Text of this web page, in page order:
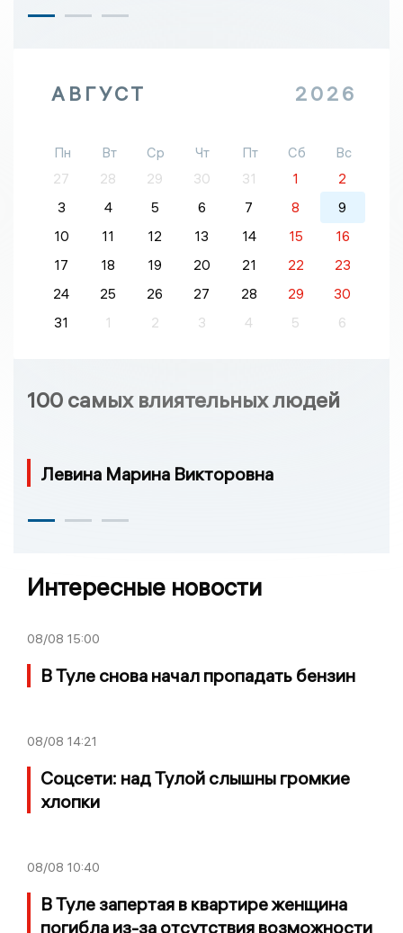
АВГУСТ 2026
Пн Вт Ср Чт Пт Сб
Вс
27
28 29 30 31 1
2
3
4 5 6 7 8
9
10
11 12 13 14 15
16
17
18 19 20 21 22
23
24
25 26 27 28 29
30
31
1 2 3 4 5 6
100 самых влиятельных людей
Левина Марина Викторовна
Интересные новости
08/08 15:00
В Туле снова начал пропадать бензин
08/08 14:21
Соцсети: над Тулой слышны громкие
хлопки
08/08 10:40
В Туле запертая в квартире женщина
погибла из-за отсутствия возможности